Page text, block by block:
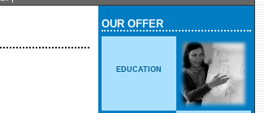
OUR OFFER
EDUCATION